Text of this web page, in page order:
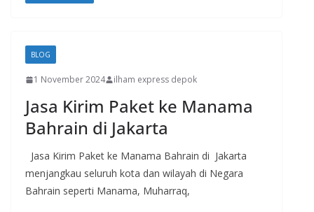
BLOG
1 November 2024 ilham express depok
Jasa Kirim Paket ke Manama
Bahrain di Jakarta
Jasa Kirim Paket ke Manama Bahrain di Jakarta
menjangkau seluruh kota dan wilayah di Negara
Bahrain seperti Manama, Muharraq,